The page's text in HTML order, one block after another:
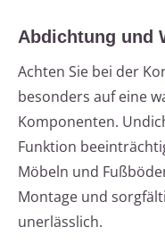
Abdichtung und
Achten Sie bei der
besonders auf eine
Komponenten.
Funktion
Möbeln und
Montage und
unerlässlich.